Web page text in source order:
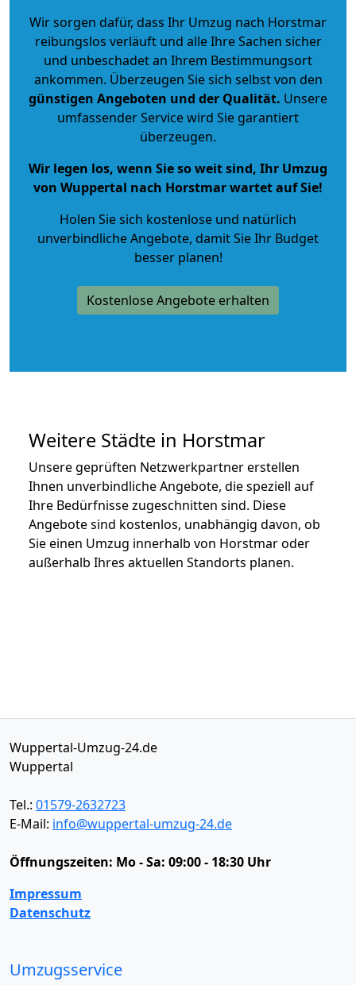
Wir sorgen dafür, dass Ihr Umzug nach Horstmar
reibungslos verläuft und alle Ihre Sachen sicher
und unbeschadet an Ihrem Bestimmungsort
ankommen. Überzeugen Sie sich selbst von den
günstigen Angeboten und der Qualität. Unsere
umfassender Service wird Sie garantiert
überzeugen.
Wir legen los, wenn Sie so weit sind, Ihr Umzug
von Wuppertal nach Horstmar wartet auf Sie!
Holen Sie sich kostenlose und natürlich
unverbindliche Angebote, damit Sie Ihr Budget
besser planen!
Kostenlose Angebote erhalten
Weitere Städte in Horstmar
Unsere geprüften Netzwerkpartner erstellen
Ihnen unverbindliche Angebote, die speziell auf
Ihre Bedürfnisse zugeschnitten sind. Diese
Angebote sind kostenlos, unabhängig davon, ob
Sie einen Umzug innerhalb von Horstmar oder
außerhalb Ihres aktuellen Standorts planen.
Wuppertal-Umzug-24.de
Wuppertal
Tel.: 01579-2632723
E-Mail: info@wuppertal-umzug-24.de
Öffnungszeiten: Mo - Sa: 09:00 - 18:30 Uhr
Impressum
Datenschutz
Umzugsservice